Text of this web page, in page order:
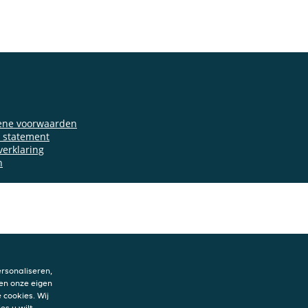
voorwaarden
statement
onze eigen
Wij